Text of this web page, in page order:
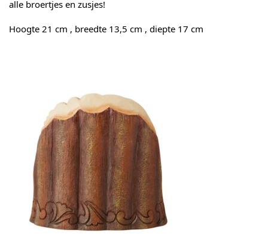
alle broertjes en zusjes!
Hoogte 21 cm , breedte 13,5 cm , diepte 17 cm